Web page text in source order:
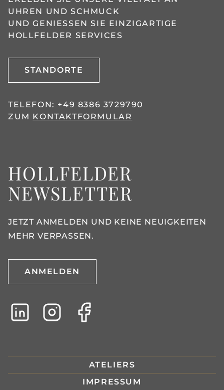
UHREN UND SCHMUCK
UND GENIESSEN SIE EINZIGARTIGE H
OLLFELDER SERVICES
STANDORTE
TELEFON: +49 8386 3729790
ZUM KONTAKTFORMULAR
HOLLFELDER
NEWSLETTER
JETZT ANMELDEN UND KEINE NEUIGKEITEN
MEHR VERPASSEN.
ANMELDEN
ATELIERS
IMPRESSUM